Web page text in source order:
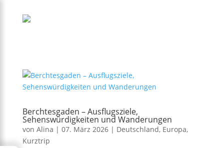
Berchtesgaden – Ausflugsziele,
Sehenswürdigkeiten und Wanderungen
von Alina | 07. März 2026| Deutschland, Europa,
Kurztrip